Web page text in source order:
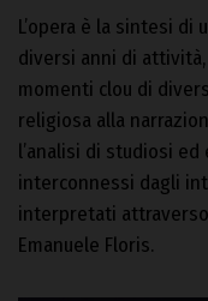
L’opera è la sintesi
diversi anni di
momenti clou di
religiosa alla
l’analisi di studiosi
interconnessi dagli
interpretati
Emanuele Floris.